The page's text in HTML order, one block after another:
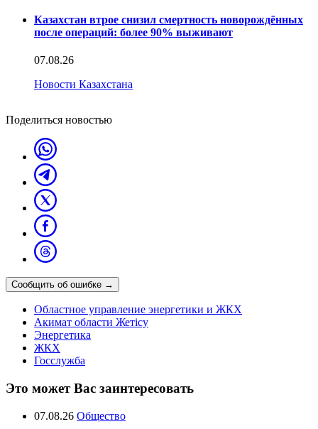
Казахстан втрое снизил смертность новорождённых
после операций: более 90% выживают
07.08.26
Новости Казахстана
Поделиться новостью
Сообщить об ошибке →
Областное управление энергетики и ЖКХ
Акимат области Жетісу
Энергетика
ЖКХ
Госслужба
Это может Вас заинтересовать
07.08.26 Общество